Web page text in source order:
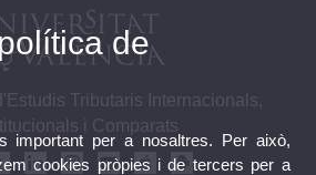
Tributaris Internacionals,
i Comparats
de
important per a nosaltres. Per això,
cookies pròpies i de tercers per a